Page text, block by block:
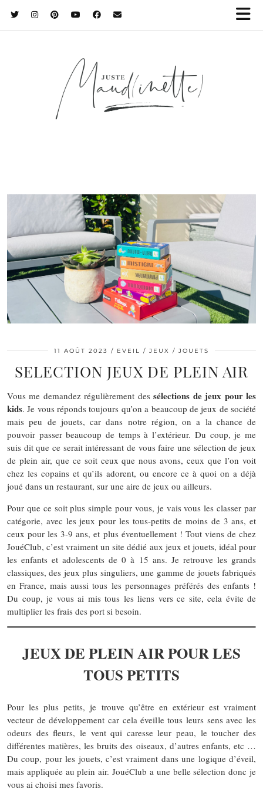
11 AOÛT 2023 EVEIL / JEUX / JOUETS
SELECTION JEUX DE PLEIN AIR
Vous me demandez régulièrement dessélections de jeux pour les
kids. Je vous réponds toujours qu’on a beaucoup de jeux de société
mais peu de jouets, car dans notre région, on a la chance de
pouvoir passer beaucoup de temps à l’extérieur. Du coup, je me
suis dit que ce serait intéressant de vous faire une sélection de jeux
de plein air, que ce soit ceux que nous avons, ceux que l’on voit
chez les copains et qu’ils adorent, ou encore ce à quoi on a déjà
joué dans un restaurant, sur une aire de jeux ou ailleurs.
Pour que ce soit plus simple pour vous, je vais vous les classer par
catégorie, avec les jeux pour les tous-petits de moins de 3 ans, et
ceux pour les 3-9 ans, et plus éventuellement ! Tout viens de chez
JouéClub, c’est vraiment un site dédié aux jeux et jouets, idéal pour
les enfants et adolescents de 0 à 15 ans. Je retrouve les grands
classiques, des jeux plus singuliers, une gamme de jouets fabriqués
en France, mais aussi tous les personnages préférés des enfants !
Du coup, je vous ai mis tous les liens vers ce site, cela évite de
multiplier les frais des port si besoin.
JEUX DE PLEIN AIR POUR LES
TOUS PETITS
Pour les plus petits, je trouve qu’être en extérieur est vraiment
vecteur de développement car cela éveille tous leurs sens avec les
odeurs des fleurs, le vent qui caresse leur peau, le toucher des
différentes matières, les bruits des oiseaux, d’autres enfants, etc …
Du coup, pour les jouets, c’est vraiment dans une logique d’éveil,
mais appliquée au plein air. JouéClub a une belle sélection donc je
vous ai choisi mes favoris.